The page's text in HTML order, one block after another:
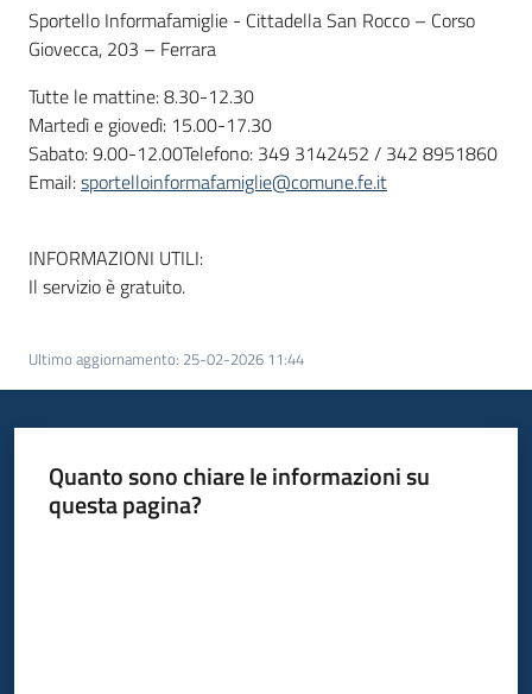
Sportello Informafamiglie - Cittadella San Rocco – Corso
Giovecca, 203 – Ferrara
Tutte le mattine: 8.30-12.30
Martedì e giovedì: 15.00-17.30
Sabato: 9.00-12.00Telefono: 349 3142452 / 342 8951860
Email:sportelloinformafamiglie@comune.fe.it
INFORMAZIONI UTILI:
Il servizio è gratuito.
Ultimo aggiornamento: 25-02-2026 11:44
Quanto sono chiare le informazioni su
questa pagina?